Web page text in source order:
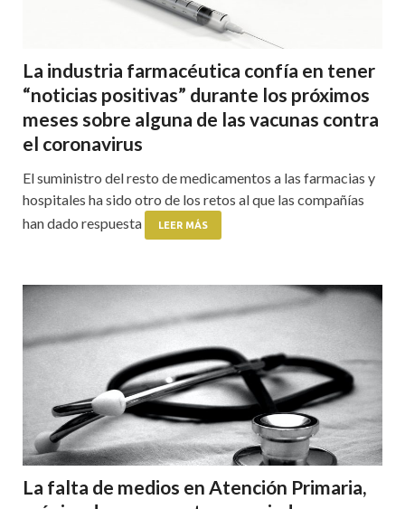
La industria farmacéutica confía en tener
“noticias positivas” durante los próximos
meses sobre alguna de las vacunas contra
el coronavirus
El suministro del resto de medicamentos a las farmacias y
hospitales ha sido otro de los retos al que las compañías
han dado respuesta
LEER MÁS
La falta de medios en Atención Primaria,